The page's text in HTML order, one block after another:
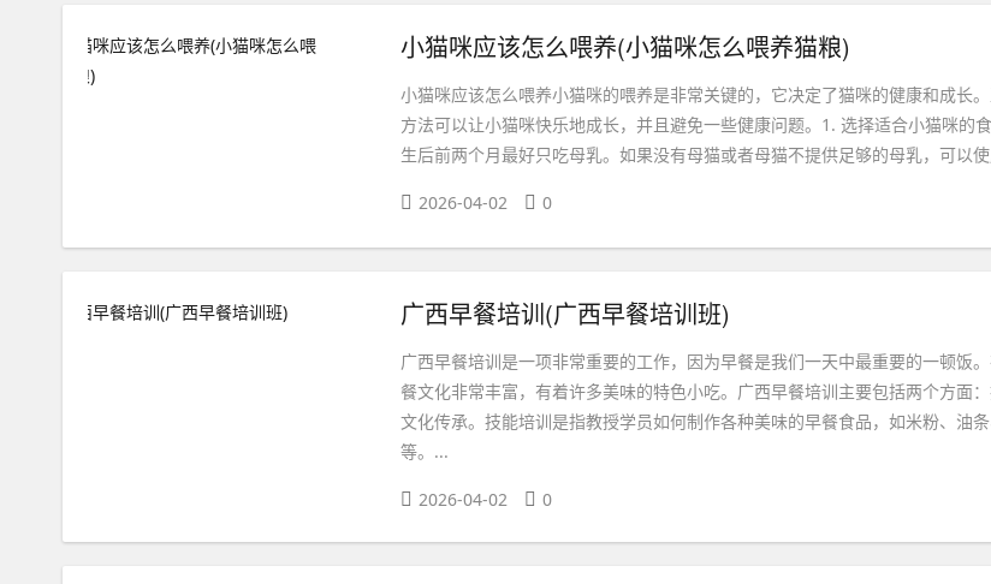
小猫咪应该怎么喂养(小猫咪怎么喂养猫粮)
小猫咪应该怎么喂养小猫咪的喂养是非常关键的，它决定了猫咪的健康和成长
方法可以让小猫咪快乐地成长，并且避免一些健康问题。1. 选择适合小猫咪的
生后前两个月最好只吃母乳。如果没有母猫或者母猫不提供足够的母乳，可以
2026-04-02 0
广西早餐培训(广西早餐培训班)
广西早餐培训是一项非常重要的工作，因为早餐是我们一天中最重要的一顿饭
餐文化非常丰富，有着许多美味的特色小吃。广西早餐培训主要包括两个方面
文化传承。技能培训是指教授学员如何制作各种美味的早餐食品，如米粉、油
等。...
2026-04-02 0